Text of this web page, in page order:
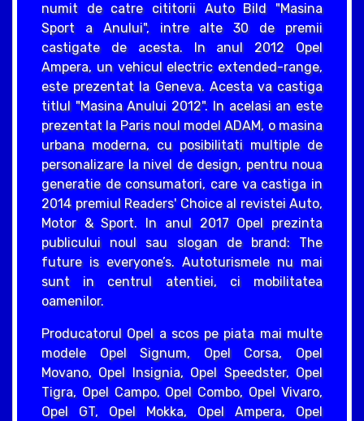
numit de catre cititorii Auto Bild "Masina
Sport a Anului", intre alte 30 de premii
castigate de acesta. In anul 2012 Opel
Ampera, un vehicul electric extended-range,
este prezentat la Geneva. Acesta va castiga
titlul "Masina Anului 2012". In acelasi an este
prezentat la Paris noul model ADAM, o masina
urbana moderna, cu posibilitati multiple de
personalizare la nivel de design, pentru noua
generatie de consumatori, care va castiga in
2014 premiul Readers' Choice al revistei Auto,
Motor & Sport. In anul 2017 Opel prezinta
publicului noul sau slogan de brand: The
future is everyone’s. Autoturismele nu mai
sunt in centrul atentiei, ci mobilitatea
oamenilor.
Producatorul Opel a scos pe piata mai multe
modele Opel Signum, Opel Corsa, Opel
Movano, Opel Insignia, Opel Speedster, Opel
Tigra, Opel Campo, Opel Combo, Opel Vivaro,
Opel GT, Opel Mokka, Opel Ampera, Opel